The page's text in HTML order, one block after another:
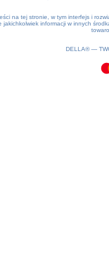
na tej stronie, w tym interfejs i
jakichkolwiek informacji w innych
DELLA® —